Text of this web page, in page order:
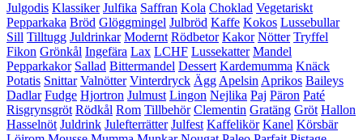
Julgodis Klassiker Julfika Saffran Kola Choklad Vegetariskt
Pepparkaka Bröd Glöggmingel Julbröd Kaffe Kokos Lussebullar
Sill Tilltugg Juldrinkar Modernt Rödbetor Kakor Nötter Tryffel
Fikon Grönkål Ingefära Lax LCHF Lussekatter Mandel
Pepparkakor Sallad Bittermandel Dessert Kardemumma Knäck
Potatis Snittar Valnötter Vinterdryck ÄggApelsinAprikos Baileys
Dadlar Fudge Hjortron Julmust Lingon Nejlika Paj Päron Paté
Risgrynsgröt Rödkål Rom Tillbehör Clementin Gratäng Gröt Hallon
Hasselnöt Juldrink Julefterrätter Julfest Kaffelikör Kanel Körsbär